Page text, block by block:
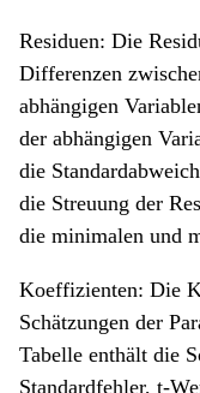
Residuen: Die
Differenzen
abhängigen
der abhängigen
die
die Streuung der
die minimalen und
Koeffizienten: Die
Schätzungen der
Tabelle enthält die
Standardfehler, t-